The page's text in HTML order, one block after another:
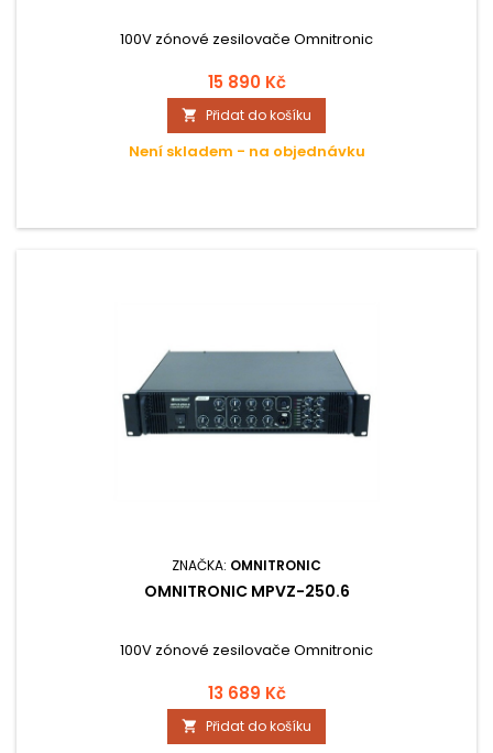
100V zónové zesilovače Omnitronic
15 890 Kč
 Přidat do košíku
Není skladem - na objednávku
ZNAČKA: OMNITRONIC
OMNITRONIC MPVZ-250.6
100V zónové zesilovače Omnitronic
13 689 Kč
 Přidat do košíku